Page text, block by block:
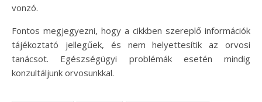
vonzó.
Fontos megjegyezni, hogy a cikkben szereplő információk
tájékoztató jellegűek, és nem helyettesítik az orvosi
tanácsot. Egészségügyi problémák esetén mindig
konzultáljunk orvosunkkal.